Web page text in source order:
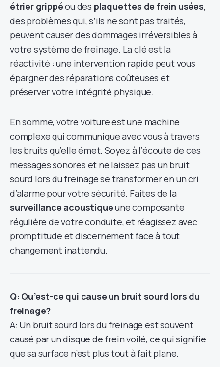
étrier grippéou des plaquettes de frein usées,
des problèmes qui, s’ils ne sont pas traités,
peuvent causer des dommages irréversibles à
votre système de freinage. La clé est la
réactivité : une intervention rapide peut vous
épargner des réparations coûteuses et
préserver votre intégrité physique.
En somme, votre voiture est une machine
complexe qui communique avec vous à travers
les bruits qu’elle émet. Soyez à l’écoute de ces
messages sonores et ne laissez pas un bruit
sourd lors du freinage se transformer en un cri
d’alarme pour votre sécurité. Faites de la
surveillance acoustiqueune composante
régulière de votre conduite, et réagissez avec
promptitude et discernement face à tout
changement inattendu.
Q: Qu’est-ce qui cause un bruit sourd lors du
freinage?
A: Un bruit sourd lors du freinage est souvent
causé par un disque de frein voilé, ce qui signifie
que sa surface n’est plus tout à fait plane.